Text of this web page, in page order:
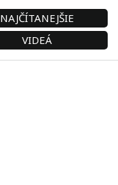
NAJČÍTANEJŠIE
VIDEÁ